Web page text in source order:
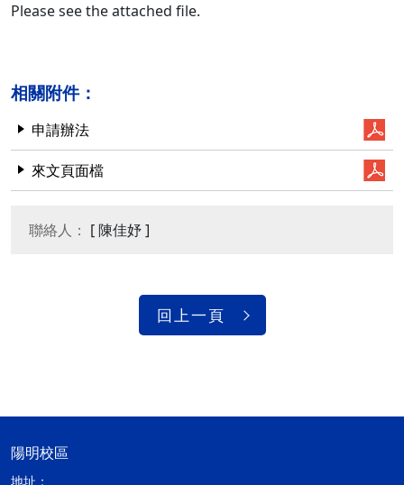
Please see the attached file.
相關附件：
申請辦法
來文頁面檔
聯絡人： [ 陳佳妤 ]
回上一頁
陽明校區
地址：